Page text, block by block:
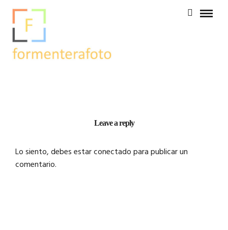
Leave a reply
Lo siento, debes estarconectadopara publicar un
comentario.